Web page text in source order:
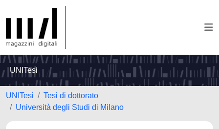
UNITesi
UNITesi
Tesi di dottorato
Università degli Studi di Milano